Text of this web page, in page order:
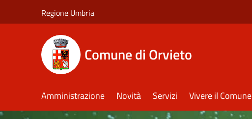
Regione Umbria
Comune di Orvieto
Amministrazione Novità Servizi Vivere il Comune